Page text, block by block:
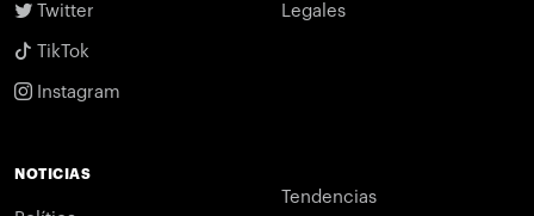
Twitter
TikTok
Instagram
Legales
NOTICIAS
Tendencias